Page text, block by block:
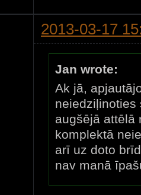
2013-03-17
Jan wrote:
Ak jā,
neiedziļinoties
augšējā attēlā
komplektā
arī uz doto
nav manā